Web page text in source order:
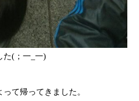
た(；一_一)
て帰ってきました。